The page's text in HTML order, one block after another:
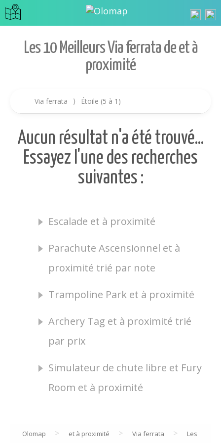
Les 10 Meilleurs Via ferrata de et à
proximité
Via ferrata ⟩ Étoile (5 à 1)
Aucun résultat n'a été trouvé...
Essayez l'une des recherches
suivantes :
Escalade et à proximité
Parachute Ascensionnel et à
proximité trié par note
Trampoline Park et à proximité
Archery Tag et à proximité trié
par prix
Simulateur de chute libre et Fury
Room et à proximité
Olomap > et à proximité > Via ferrata > Les